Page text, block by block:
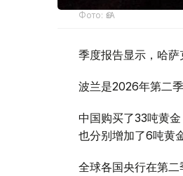
Фото: ӨзА
季度报告显示，哈萨
波兰是2026年第二
中国购买了33吨黄
也分别增加了6吨黄
全球各国央行在第